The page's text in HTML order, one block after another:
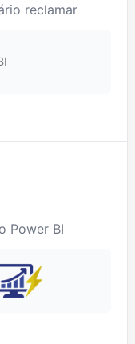
reclamar
Power BI